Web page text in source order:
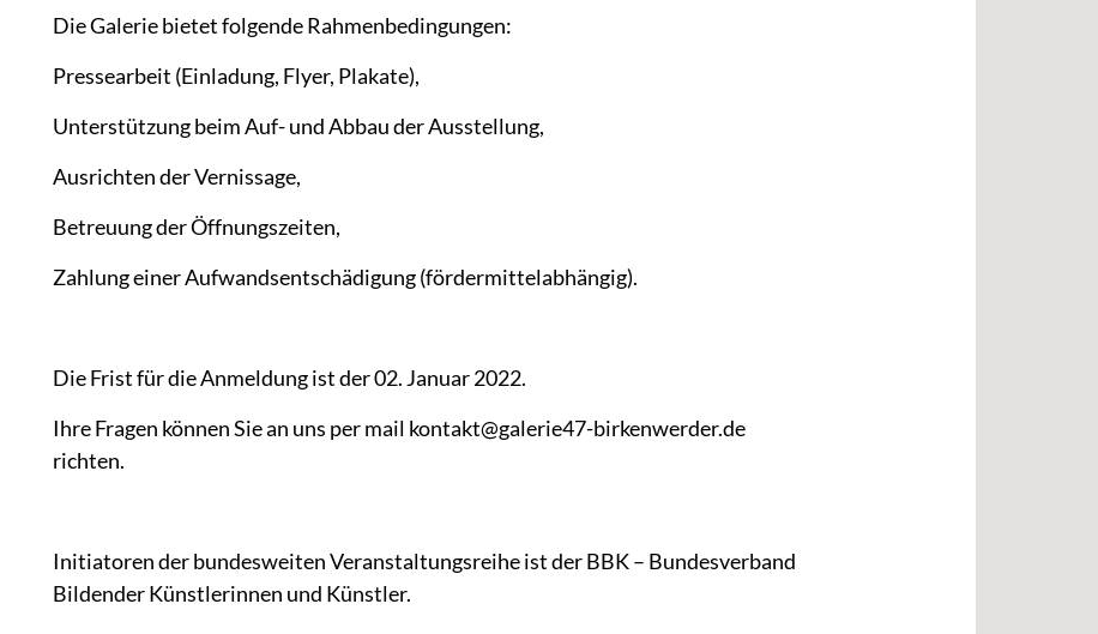
Die Galerie bietet folgende Rahmenbedingungen:
Pressearbeit (Einladung, Flyer, Plakate),
Unterstützung beim Auf- und Abbau der Ausstellung,
Ausrichten der Vernissage,
Betreuung der Öffnungszeiten,
Zahlung einer Aufwandsentschädigung (fördermittelabhängig).
Die Frist für die Anmeldung ist der 02. Januar 2022.
Ihre Fragen können Sie an uns per mail kontakt@galerie47-birkenwerder.de
richten.
Initiatoren der bundesweiten Veranstaltungsreihe ist der BBK – Bundesverband
Bildender Künstlerinnen und Künstler.